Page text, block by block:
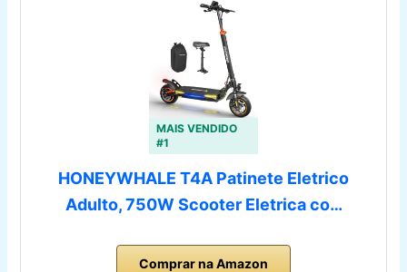
MAIS VENDIDO
#1
HONEYWHALE T4A Patinete Eletrico
Adulto, 750W Scooter Eletrica co…
Comprar na Amazon